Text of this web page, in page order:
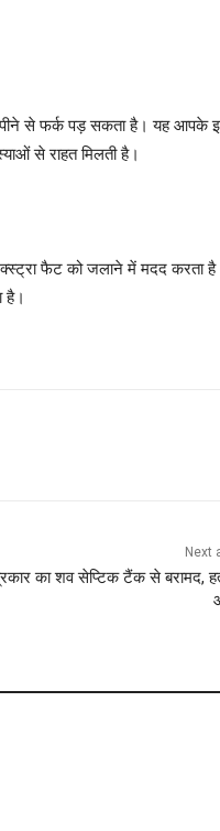
पीने से फर्क पड़ सकता है। यह आपके
से राहत मिलती है।
फैट को जलाने में मदद करता
है।
Next
का शव सेप्टिक टैंक से बरामद,